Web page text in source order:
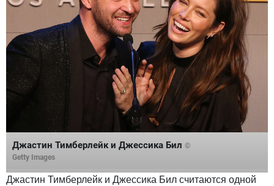
Джастин Тимберлейк и Джессика Бил ©
Getty Images
Джастин Тимберлейк и Джессика Бил считаются одной